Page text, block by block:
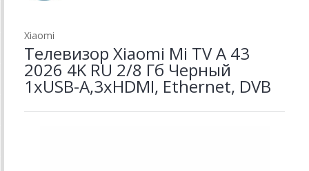
Xiaomi
Телевизор Xiaomi Mi TV A 43
2026 4K RU 2/8 Гб Черный
1xUSB-A,3xHDMI, Ethernet, DVB